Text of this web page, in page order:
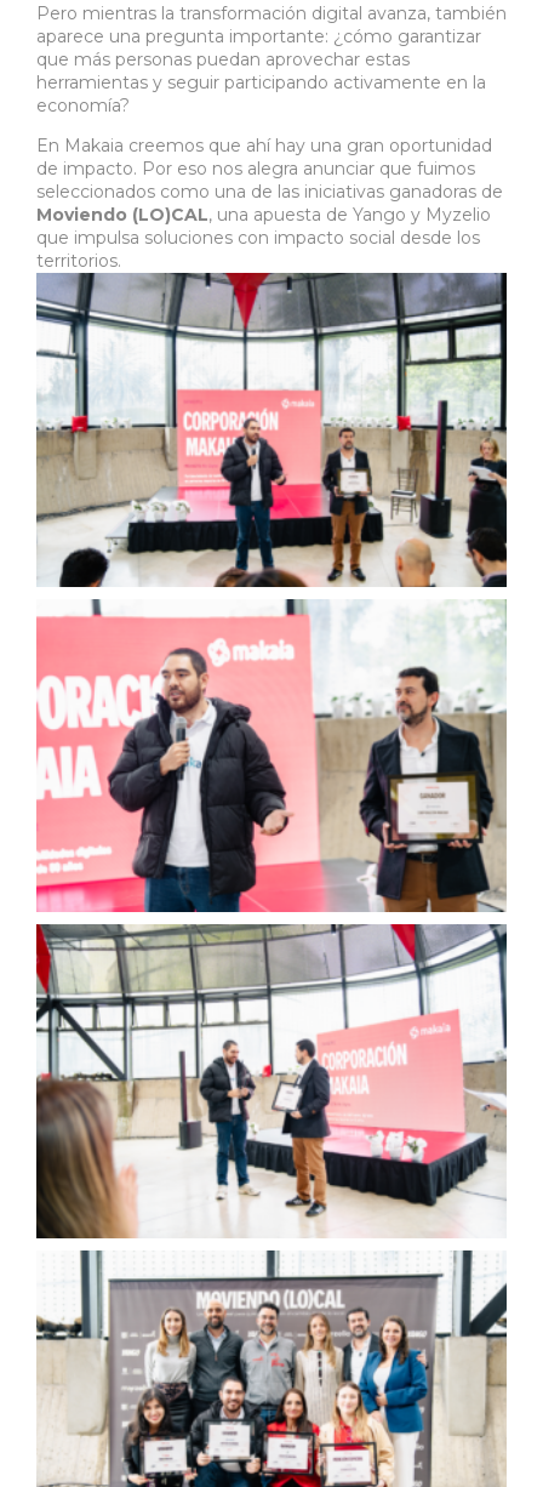
Pero mientras la transformación digital avanza, también
aparece una pregunta importante: ¿cómo garantizar
que más personas puedan aprovechar estas
herramientas y seguir participando activamente en la
economía?
En Makaia creemos que ahí hay una gran oportunidad
de impacto. Por eso nos alegra anunciar que fuimos
seleccionados como una de las iniciativas ganadoras de
Moviendo (LO)CAL, una apuesta de Yango y Myzelio
que impulsa soluciones con impacto social desde los
territorios.